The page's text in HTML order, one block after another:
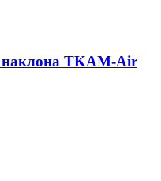
наклона TKAM-Air